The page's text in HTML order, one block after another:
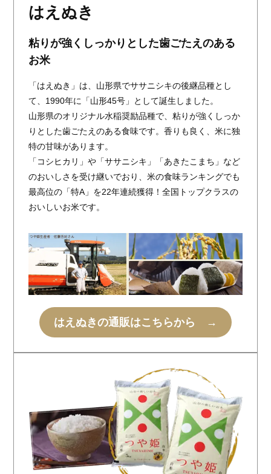
はえぬき
粘りが強くしっかりとした歯ごたえのある
お米
「はえぬき」は、山形県でササニシキの後継品種とし
て、1990年に「山形45号」として誕生しました。
山形県のオリジナル水稲奨励品種で、粘りが強くしっか
りとした歯ごたえのある食味です。香りも良く、米に独
特の甘味があります。
「コシヒカリ」や「ササニシキ」「あきたこまち」など
のおいしさを受け継いでおり、米の食味ランキングでも
最高位の「特A」を22年連続獲得！全国トップクラスの
おいしいお米です。
はえぬきの通販はこちらから →